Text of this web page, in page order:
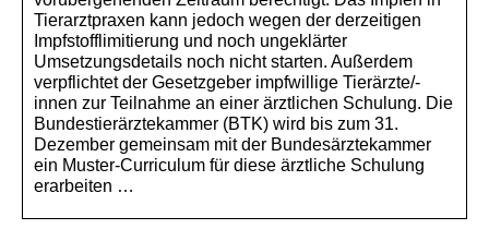
Tierarztpraxen kann jedoch wegen der derzeitigen
Impfstofflimitierung und noch ungeklärter
Umsetzungsdetails noch nicht starten. Außerdem
verpflichtet der Gesetzgeber impfwillige Tierärzte/-
innen zur Teilnahme an einer ärztlichen Schulung. Die
Bundestierärztekammer (BTK) wird bis zum 31.
Dezember gemeinsam mit der Bundesärztekammer
ein Muster-Curriculum für diese ärztliche Schulung
erarbeiten …